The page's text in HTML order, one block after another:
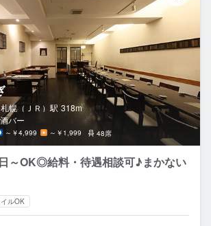
札幌（ＪＲ） 駅 318m
バー
～￥4,999 ～￥1,999 48席
OK◎給料・待遇相談可♪まかない
ルOK